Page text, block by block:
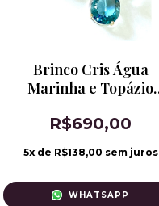
Brinco Cris Água
Marinha e Topázio
R$690,00
5x de R$138,00 sem juros
WHATSAPP